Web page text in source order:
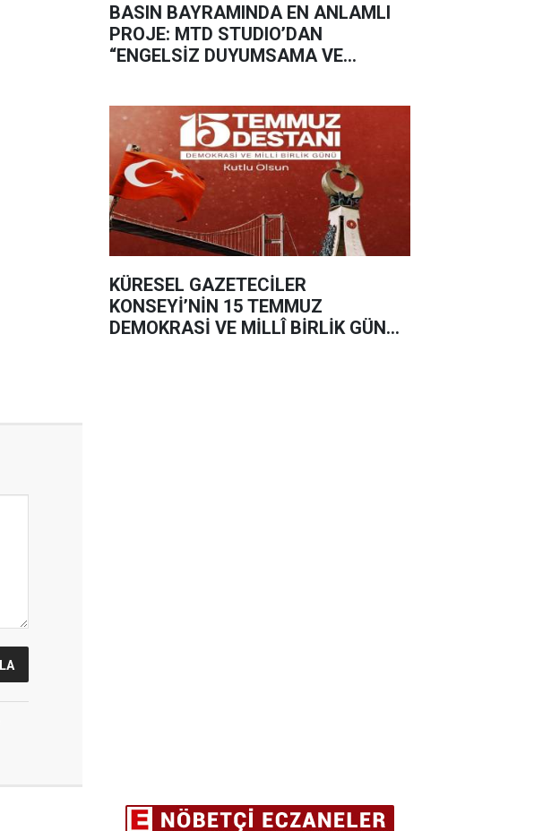
BASIN BAYRAMINDA EN ANLAMLI
PROJE: MTD STUDIO’DAN
“ENGELSİZ DUYUMSAMA VE
KÜRESEL GAZETECİLER
KONSEYİ’NİN 15 TEMMUZ
DEMOKRASİ VE MİLLÎ BİRLİK GÜNÜ